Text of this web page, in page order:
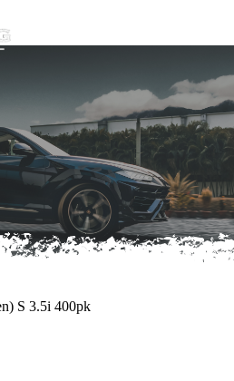
S 3.5i 400pk